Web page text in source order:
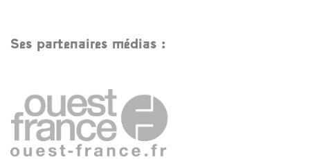
Ses partenaires médias :